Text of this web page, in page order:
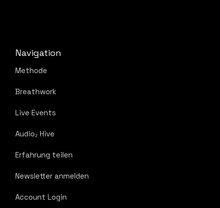
Navigation
Methode
Breathwork
Live Events
Audio₂ Hive
Erfahrung teilen
Newsletter anmelden
Account Login